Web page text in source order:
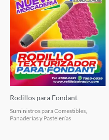
Rodillos para Fondant
Suministros para Comestibles,
Panaderías y Pastelerías